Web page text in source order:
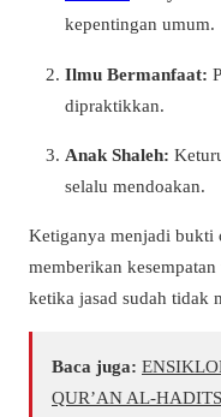
kepentingan umum.
Ilmu Bermanfaat:
dipraktikkan.
Anak Shaleh:
selalu mendoakan.
Ketiganya menjadi bukti
memberikan
ketika jasad sudah tidak
Baca juga:
QUR’AN AL-